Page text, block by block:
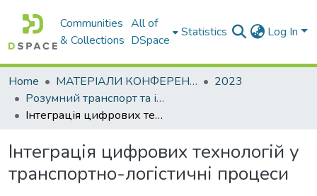
Communities
& Collections
All of
DSpace
Statistics Log In
Home МАТЕРІАЛИ КОНФЕРЕНЦІЙ
2023
Розумний транспорт та інтегровані транспортні технології
Інтеграція цифрових технологій у транспортно-логістичні процеси
Інтеграція цифрових технологій у
транспортно-логістичні процеси